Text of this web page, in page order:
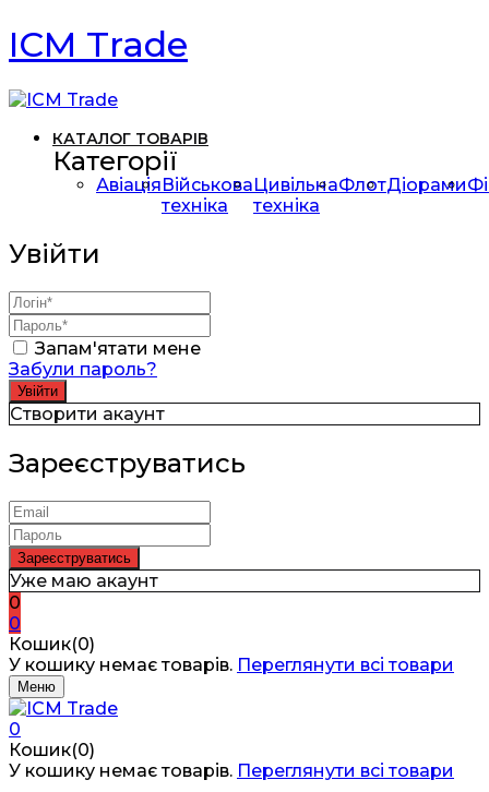
ICM Trade
КАТАЛОГ ТОВАРІВ
Категорії
АвіаціяВійськова
техніка
Цивільна
техніка
ФлотДіорами
Увійти
Запам'ятати мене
Забули пароль?
Створити акаунт
Зареєструватись
Уже маю акаунт
0
0
Кошик(0)
У кошику немає товарів. Переглянути всі товари
Меню
0
Кошик(0)
У кошику немає товарів. Переглянути всі товари